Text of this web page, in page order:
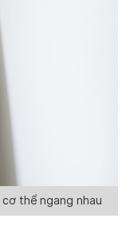
thể ngang nhau